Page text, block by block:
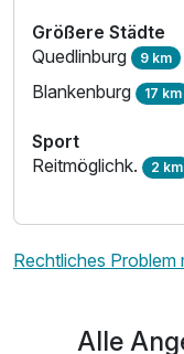
Größere Städte
Quedlinburg 9 km
Blankenburg 17 km
Sport
Reitmöglichk. 2 km
Rechtliches Problem
Alle